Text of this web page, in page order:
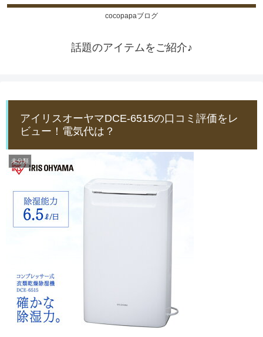
cocopapaブログ
話題のアイテムをご紹介♪
アイリスオーヤマDCE-6515の口コミ評価をレ
ビュー！電気代は？
未分類